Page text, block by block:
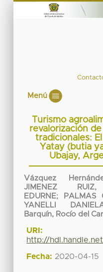
Menú
Turismo
revalorización
tradicionales: El
Yatay (butia
Ubajay,
Vázquez
JIMENEZ
EDURNE;
PALMAS
YANELLI
Barquín, Rocío del
URI:
http://
Fecha: 2020-04-15